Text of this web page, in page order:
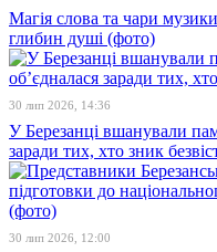
Магія слова та чари
глибин душі (фото)
30 лип 2026, 14:36
У Березанці вшанували
заради тих, хто зник
30 лип 2026, 12:00